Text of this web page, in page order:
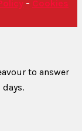
- Cookies
to answer